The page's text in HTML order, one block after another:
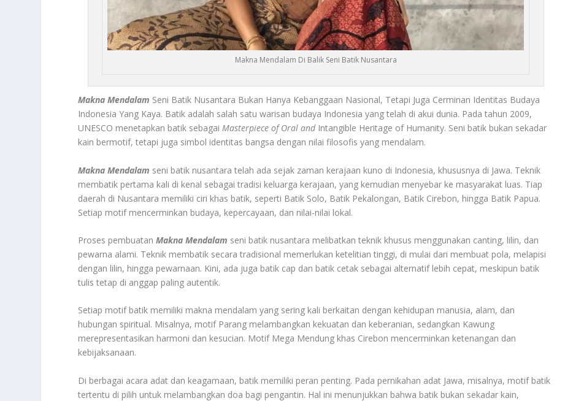
Makna Mendalam Di Balik Seni Batik Nusantara
Makna Mendalam Seni Batik Nusantara Bukan Hanya Kebanggaan Nasional, Tetapi Juga Cerminan Identitas Budaya
Indonesia Yang Kaya. Batik adalah salah satu warisan budaya Indonesia yang telah di akui dunia. Pada tahun 2009,
UNESCO menetapkan batik sebagaiMasterpiece of Oral and Intangible Heritage of Humanity. Seni batik bukan sekadar
kain bermotif, tetapi juga simbol identitas bangsa dengan nilai filosofis yang mendalam.
Makna Mendalam seni batik nusantara telah ada sejak zaman kerajaan kuno di Indonesia, khususnya di Jawa. Teknik
membatik pertama kali di kenal sebagai tradisi keluarga kerajaan, yang kemudian menyebar ke masyarakat luas. Tiap
daerah di Nusantara memiliki ciri khas batik, seperti Batik Solo, Batik Pekalongan, Batik Cirebon, hingga Batik Papua.
Setiap motif mencerminkan budaya, kepercayaan, dan nilai-nilai lokal.
Proses pembuatanMakna Mendalam seni batik nusantara melibatkan teknik khusus menggunakan canting, lilin, dan
pewarna alami. Teknik membatik secara tradisional memerlukan ketelitian tinggi, di mulai dari membuat pola, melapisi
dengan lilin, hingga pewarnaan. Kini, ada juga batik cap dan batik cetak sebagai alternatif lebih cepat, meskipun batik
tulis tetap di anggap paling autentik.
Setiap motif batik memiliki makna mendalam yang sering kali berkaitan dengan kehidupan manusia, alam, dan
hubungan spiritual. Misalnya, motif Parang melambangkan kekuatan dan keberanian, sedangkan Kawung
merepresentasikan harmoni dan kesucian. Motif Mega Mendung khas Cirebon mencerminkan ketenangan dan
kebijaksanaan.
Di berbagai acara adat dan keagamaan, batik memiliki peran penting. Pada pernikahan adat Jawa, misalnya, motif batik
tertentu di pilih untuk melambangkan doa bagi pengantin. Hal ini menunjukkan bahwa batik bukan sekadar kain,